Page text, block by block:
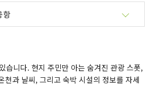
항
습니다. 현지 주민만 아는 숨겨진 관광 스폿,
과 날씨, 그리고 숙박 시설의 정보를 자세